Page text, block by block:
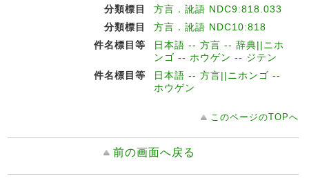
分類標目
方言．訛語 NDC9:818.033
分類標目
方言．訛語 NDC10:818
件名標目等
日本語 -- 方言 -- 辞典||ニホ
ンゴ -- ホウゲン -- ジテン
件名標目等
日本語 -- 方言||ニホンゴ --
ホウゲン
このページのTOPへ
前の画面へ戻る